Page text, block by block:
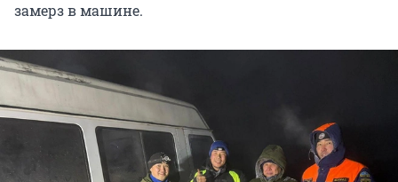
замерз в машине.